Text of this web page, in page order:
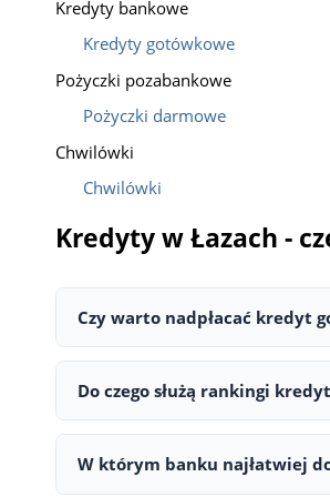
Kredyty bankowe
Kredyty gotówkowe
Pożyczki pozabankowe
Pożyczki darmowe
Chwilówki
Chwilówki
Kredyty w Łazach -
Czy warto nadpłacać kredyt
Tak — wcześniejsza spłata lub
dodatkowych.
Do czego służą rankingi
Rankingi kredytów umożliwiają
wybrać najkorzystniejszą ofertę.
W którym banku najłatwiej